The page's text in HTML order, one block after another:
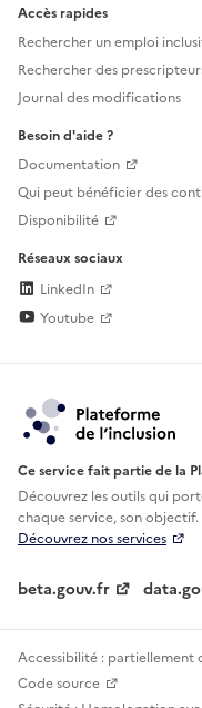
Accès rapides
Rechercher un emploi
Rechercher des
Journal des modifications
Besoin d'aide ?
Documentation
Qui peut bénéficier des
Disponibilité
Réseaux sociaux
LinkedIn
Youtube
Ce service fait partie de la
Découvrez les outils qui
chaque service, son objectif.
Découvrez nos services
beta.gouv.fr
Accessibilité : partiellement
Code source